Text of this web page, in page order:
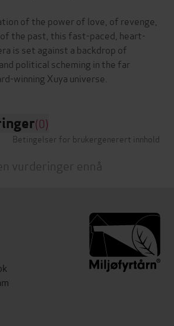
of the power of love, of revenge,
the past, this fast-paced, heart-
is set against a backdrop of
political scheming in the far
(0)
Betingelser for brukergenerert innhold
vurderinger ennå